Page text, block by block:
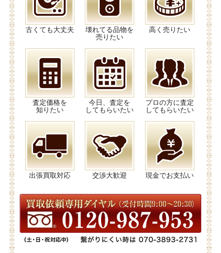
古くても大丈夫
壊れてる品物を
売りたい
高く売りたい
査定価格を
知りたい
今日、査定を
してもらいたい
プロの方に査定
してもらいたい
出張買取対応 交渉大歓迎 現金でお支払い